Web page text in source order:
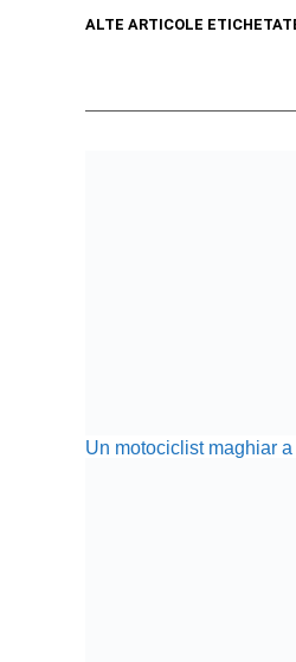
ALTE ARTICOLE
Un motociclist maghiar